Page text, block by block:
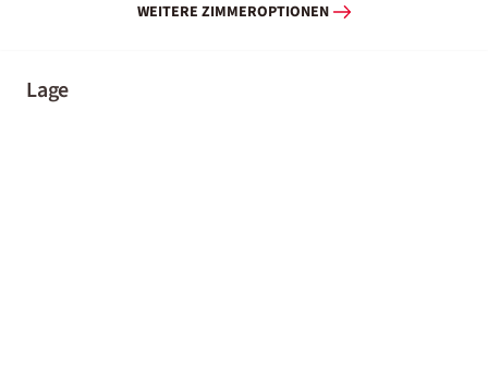
WEITERE ZIMMEROPTIONEN
Lage